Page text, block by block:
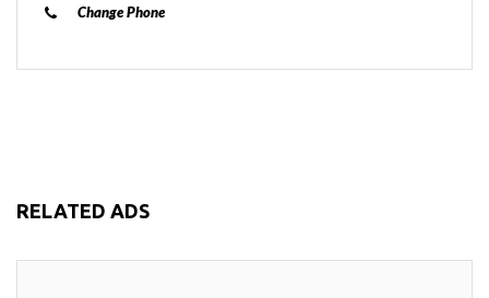
Change Phone
RELATED ADS